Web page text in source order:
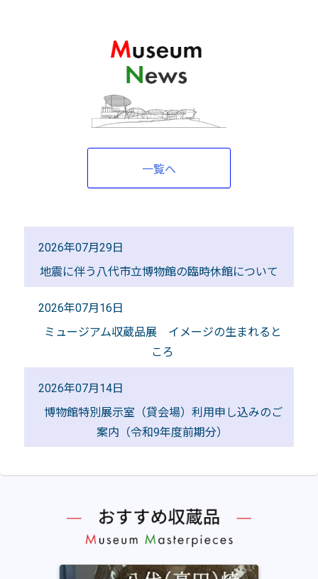
一覧へ
2026年07月29日
地震に伴う八代市立博物館の臨時休館について
2026年07月16日
ミュージアム収蔵品展 イメージの生まれると
ころ
2026年07月14日
博物館特別展示室（貸会場）利用申し込みのご
案内（令和9年度前期分）
2026年06月30日 常設展示 肥後金工
第二常設展示室のご案内